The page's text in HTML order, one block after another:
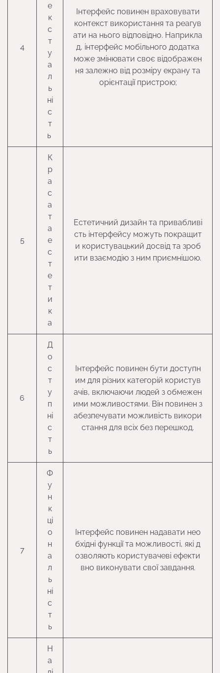
4
е
к
с
т
у
а
л
ь
ні
с
т
ь
Інтерфейс повинен враховувати
контекст використання та реагув
ати на нього відповідно. Наприкла
д, інтерфейс мобільного додатка
може змінювати своє відображен
ня залежно від розміру екрану та
орієнтації пристрою;
5
К
р
а
с
а
т
а
е
с
т
е
т
и
к
а
Естетичний дизайн та привабливі
сть інтерфейсу можуть покращит
и користувацький досвід та зроб
ити взаємодію з ним приємнішою.
6
Д
о
с
т
у
п
ні
с
т
ь
Інтерфейс повинен бути доступн
им для різних категорій користув
ачів, включаючи людей з обмежен
ими можливостями. Він повинен з
абезпечувати можливість викори
стання для всіх без перешкод.
7
Ф
у
н
к
ці
о
н
а
л
ь
ні
с
т
ь
Інтерфейс повинен надавати нео
бхідні функції та можливості, які д
озволяють користувачеві ефекти
вно виконувати свої завдання.
Н
а